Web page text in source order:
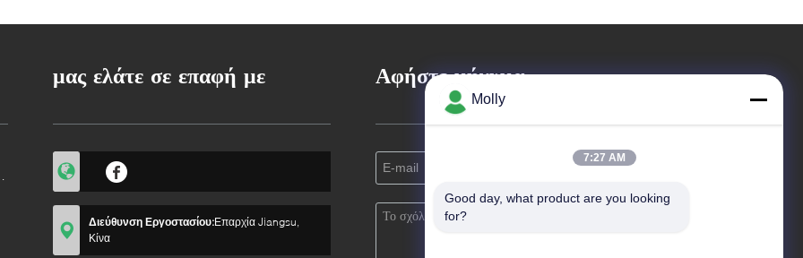
μας ελάτε σε επαφή με
Διεύθυνση Εργοστασίου:Επαρχία Jiangsu,
Κίνα
Αφήστε μήνυμα
Molly
7:27 AM
Good day, what product are you looking
for?